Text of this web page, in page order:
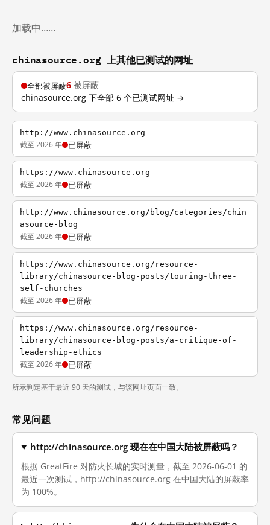
加载中……
chinasource.org 上其他已测试的网址
全部被屏蔽6 被屏蔽
chinasource.org 下全部 6 个已测试网址 →
http://www.chinasource.org
截至 2026 年 已屏蔽
https://www.chinasource.org
截至 2026 年 已屏蔽
http://www.chinasource.org/blog/categories/chin
asource-blog
截至 2026 年 已屏蔽
https://www.chinasource.org/resource-
library/chinasource-blog-posts/touring-three-
self-churches
截至 2026 年 已屏蔽
https://www.chinasource.org/resource-
library/chinasource-blog-posts/a-critique-of-
leadership-ethics
截至 2026 年 已屏蔽
所示判定基于最近 90 天的测试，与该网址页面一致。
常见问题
http://chinasource.org 现在在中国大陆被屏蔽吗？
根据 GreatFire 对防火长城的实时测量，截至 2026-06-01 的
最近一次测试，http://chinasource.org 在中国大陆的屏蔽率
为 100%。